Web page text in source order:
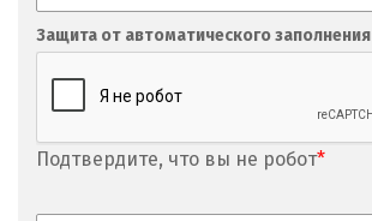
Защита от автоматического заполнения
Подтвердите, что вы не робот*